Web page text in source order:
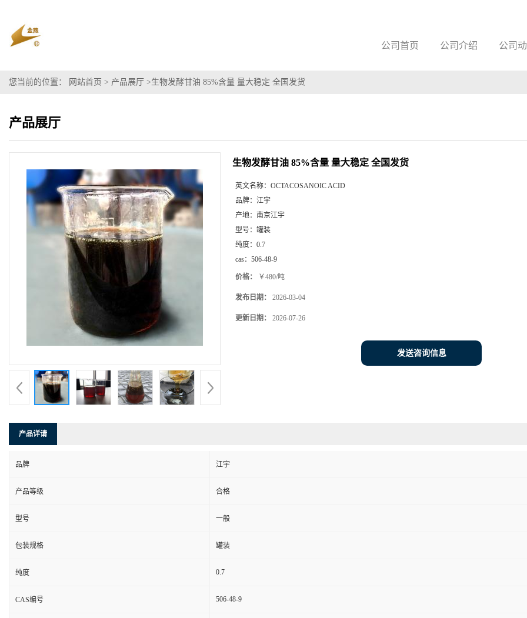
公司首页 公司介绍 公司
您当前的位置： 网站首页 > 产品展厅 >生物发酵甘油 85%含量 量大稳定 全国发货
产品展厅
生物发酵甘油 85%含量 量大稳定 全国发货
英文名称： OCTACOSANOIC ACID
品牌： 江宇
产地： 南京江宇
型号： 罐装
纯度： 0.7
cas： 506-48-9
价格： ￥480/吨
发布日期： 2026-03-04
更新日期： 2026-07-26
发送咨询信息
产品详请
品牌 江宇
产品等级 合格
型号 一般
包装规格 罐装
纯度 0.7
CAS编号 506-48-9